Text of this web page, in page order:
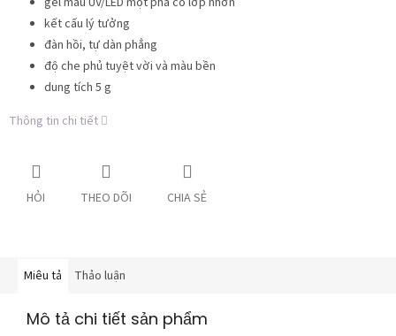
kết cấu lý tưởng
đàn hồi, tự dàn phẳng
độ che phủ tuyệt vời và màu bền
dung tích 5 g
Thông tin chi tiết
HỎI THEO DÕI CHIA SẺ
Miêu tả Thảo luận
Mô tả chi tiết sản phẩm